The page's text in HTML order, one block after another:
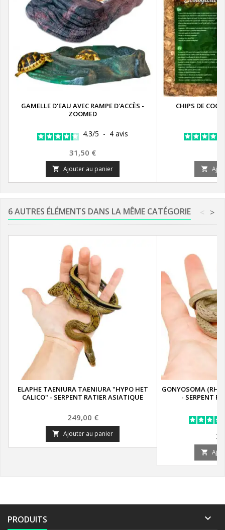
GAMELLE D'EAU AVEC RAMPE D'ACCÈS -
ZOOMED
4.3/5 - 4 avis
Prix
31,50 €
 Ajouter au panier
CHIPS DE

6 AUTRES ÉLÉMENTS DANS LA MÊME CATÉGORIE >
<
ELAPHE TAENIURA TAENIURA "HYPO HET
CALICO" - SERPENT RATIER ASIATIQUE
Prix
249,00 €
 Ajouter au panier
GONYOSOMA
- SERPENT

PRODUITS 